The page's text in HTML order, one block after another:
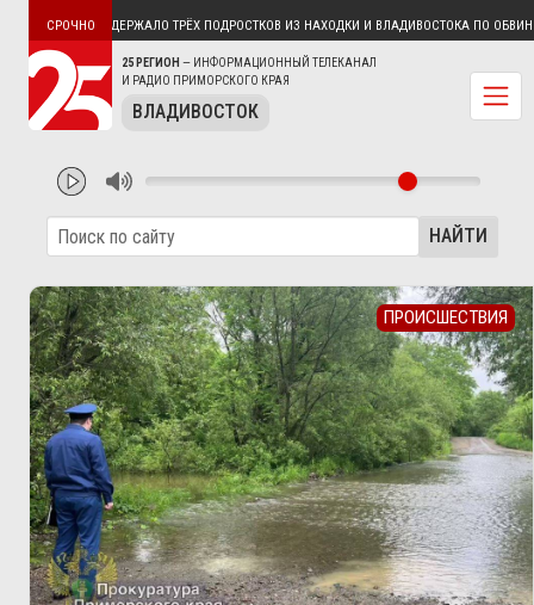
25 РЕГИОН — ИНФОРМАЦИОННЫЙ ТЕЛЕКАНАЛ
И РАДИО ПРИМОРСКОГО КРАЯ
ВЛАДИВОСТОК
СРОЧНО
ФСБ ЗАДЕРЖАЛО ТРЁХ ПОДРОСТКОВ ИЗ НАХОДКИ И ВЛАДИВОСТОКА ПО
НАЙТИ
ПРОИСШЕСТВИЯ